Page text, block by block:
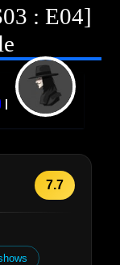
: E04]
|
7.7